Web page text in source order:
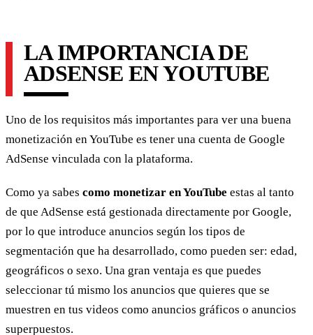
LA IMPORTANCIA DE
ADSENSE EN YOUTUBE
Uno de los requisitos más importantes para ver una buena
monetización en YouTube es tener una cuenta de Google
AdSense vinculada con la plataforma.
Como ya sabes como monetizar en YouTube estas al tanto
de que AdSense está gestionada directamente por Google,
por lo que introduce anuncios según los tipos de
segmentación que ha desarrollado, como pueden ser: edad,
geográficos o sexo. Una gran ventaja es que puedes
seleccionar tú mismo los anuncios que quieres que se
muestren en tus videos como anuncios gráficos o anuncios
superpuestos.